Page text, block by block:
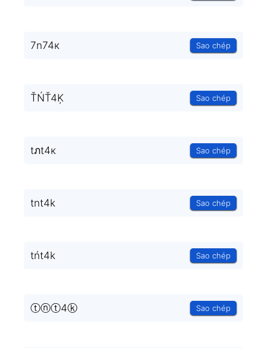
7n74к Sao chép
ŤŃŤ4Ķ Sao chép
tภt4к Sao chép
tnt4k Sao chép
tńt4k Sao chép
ⓣⓝⓣ4ⓚ Sao chép